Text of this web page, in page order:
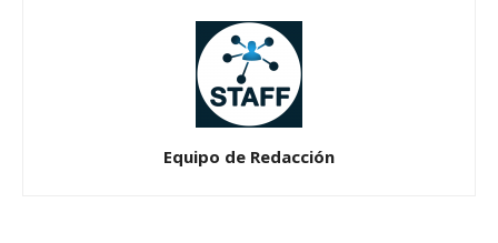
Equipo de Redacción